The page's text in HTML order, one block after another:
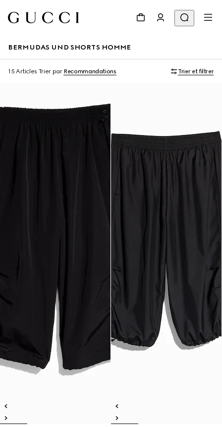
BERMUDAS UND SHORTS HOMME
15 Articles Trier par Recommandations Trier et filtrer